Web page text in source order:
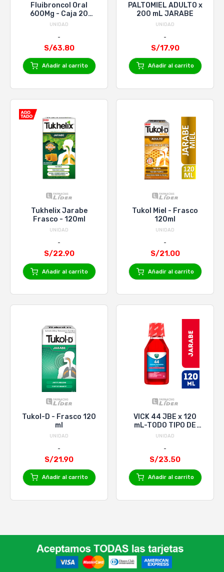
Fluibroncol Oral
600Mg - Caja 20
Sobres
UNIDAD
S/63.80
Añadir al carrito
PALTOMIEL ADULTO x
200 mL JARABE
UNIDAD
S/17.90
Añadir al carrito
Tukhelix Jarabe
Frasco - 120ml
UNIDAD
S/22.90
Añadir al carrito
Tukol Miel - Frasco
120ml
UNIDAD
S/21.00
Añadir al carrito
Tukol-D - Frasco 120
ml
UNIDAD
S/21.90
Añadir al carrito
VICK 44 JBE x 120
mL-TODO TIPO DE
TOS
UNIDAD
S/23.50
Añadir al carrito